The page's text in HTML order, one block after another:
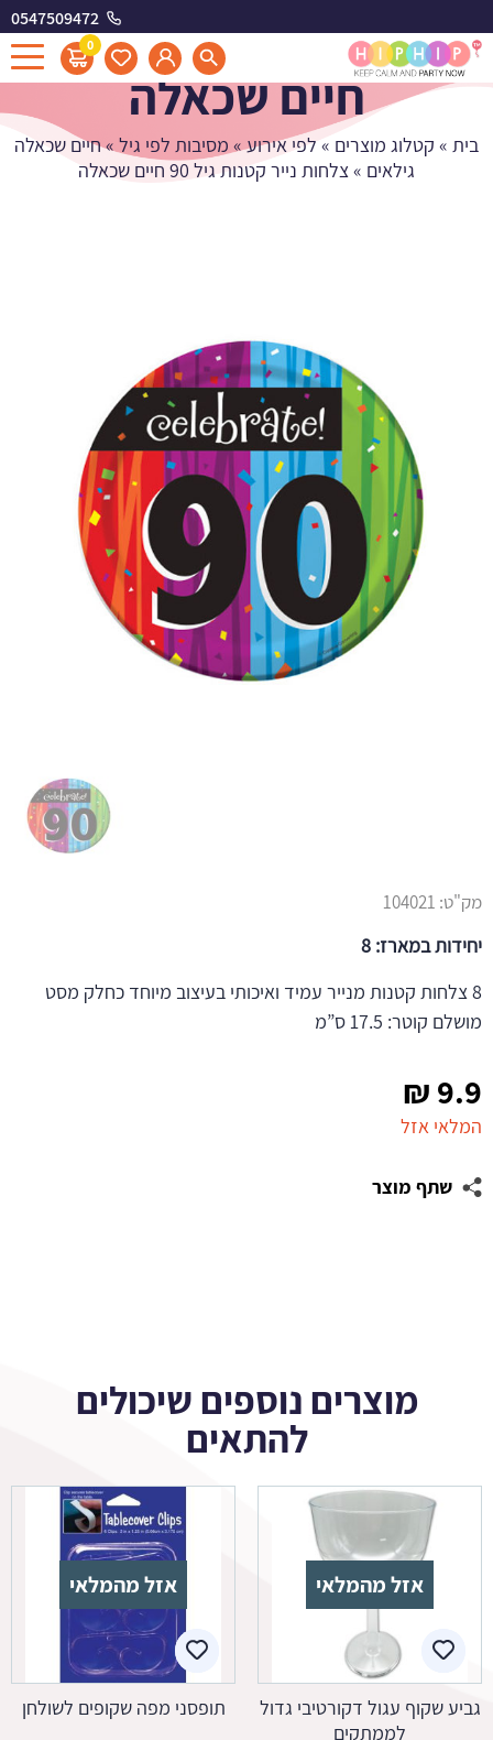
0547509472
0 צלחות נייר קטנות גיל 90
חיים שכאלה
בית » קטלוג מוצרים » לפי אירוע» מסיבות לפי גיל»חיים שכאלה
גילאים »צלחות נייר קטנות גיל 90 חיים שכאלה
9.9
₪
המלאי אזל
שתף מוצר
מק"ט: 104021
יחידות במארז: 8
8 צלחות קטנות מנייר עמיד ואיכותי בעיצוב מיוחד כחלק מסט
מושלם קוטר: 17.5 ס”מ
מוצרים נוספים שיכולים
להתאים
אזל מהמלאי
גביע שקוף עגול דקורטיבי גדול
לממתקים
אזל מהמלאי
תופסני מפה שקופים לשולחן